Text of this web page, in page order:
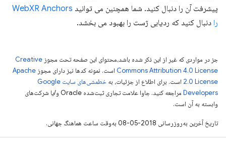
پیشرفت آن را دنبال کنید. شما همچنین می توانید WebXR Anchors
را دنبال کنید که ردیابی ژست را بهبود می بخشد.
جز در مواردی که غیر از این ذکر شده باشد،‌محتوای این صفحه تحت مجوز Creative
Commons Attribution 4.0 License است. نمونه کدها نیز دارای مجوز Apache
2.0 License است. برای اطلاع از جزئیات، به
خطمشی‌های سایت Google
Developers‏
مراجعه کنید. جاوا علامت تجاری ثبت‌شده Oracle و/یا شرکت‌های
وابسته به آن است.
تاریخ آخرین به‌روزرسانی 2018-05-08 به‌وقت ساعت هماهنگ جهانی.